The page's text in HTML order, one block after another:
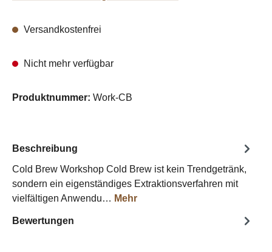
Versandkostenfrei
Nicht mehr verfügbar
Produktnummer: Work-CB
Beschreibung
Cold Brew Workshop Cold Brew ist kein Trendgetränk,
sondern ein eigenständiges Extraktionsverfahren mit
vielfältigen Anwendu… Mehr
Bewertungen